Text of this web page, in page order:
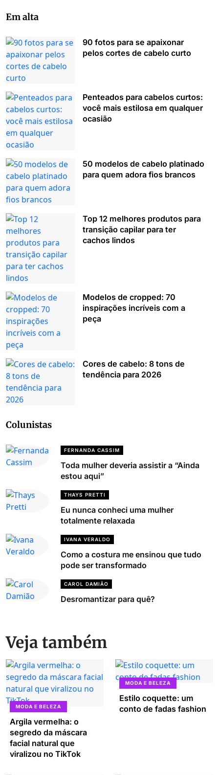
Em alta
90 fotos para se apaixonar
pelos cortes de cabelo curto
Penteados para cabelos curtos:
você mais estilosa em qualquer
ocasião
50 modelos de cabelo platinado
para quem adora fios brancos
Top 12 melhores produtos para
transição capilar para ter
cachos lindos
Modelos de cropped: 70
inspirações incríveis com a
peça
Cores de cabelo: 8 tons de
tendência para 2026
Colunistas
FERNANDA CASSIM
Toda mulher deveria assistir a “Ainda
estou aqui”
THAYS PRETTI
Eu nunca conheci uma mulher
totalmente relaxada
IVANA VERALDO
Como a costura me ensinou que tudo
pode ser transformado
CAROL DAMIÃO
Desromantizar para quê?
Veja também
MODA E BELEZA
Argila vermelha: o
segredo da máscara
facial natural que
viralizou no TikTok
MODA E BELEZA
Estilo coquette: um
conto de fadas fashion